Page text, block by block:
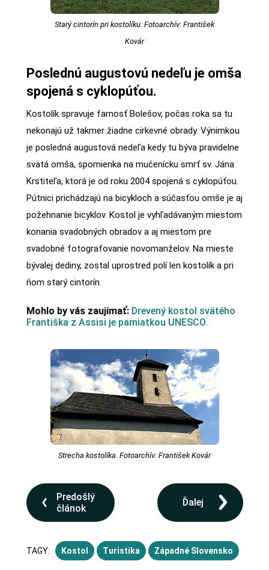
Starý cintorín pri kostolíku. Fotoarchív: František
Kovár
Poslednú augustovú nedeľu je omša
spojená s cyklopúťou.
Kostolík spravuje farnosť Bolešov, počas roka sa tu
nekonajú už takmer žiadne cirkevné obrady. Výnimkou
je posledná augustová nedeľa kedy tu býva pravidelne
svätá omša, spomienka na mučenícku smrť sv. Jána
Krstiteľa, ktorá je od roku 2004 spojená s cyklopúťou.
Pútnici prichádzajú na bicykloch a súčasťou omše je aj
požehnanie bicyklov. Kostol je vyhľadávaným miestom
konania svadobných obradov a aj miestom pre
svadobné fotografovanie novomanželov. Na mieste
bývalej dediny, zostal uprostred polí len kostolík a pri
ňom starý cintorín.
Mohlo by vás zaujímať: Drevený kostol svätého
Františka z Assisi je pamiatkou UNESCO.
Strecha kostolíka. Fotoarchív: František Kovár
Predošlý
článok
Ďalej
TAGY: Kostol Turistika Západné Slovensko